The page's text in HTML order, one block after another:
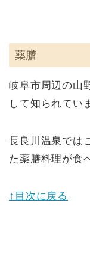
薬膳
岐阜市周辺の山
して知られてい
長良川温泉では
た薬膳料理が食
↑目次に戻る